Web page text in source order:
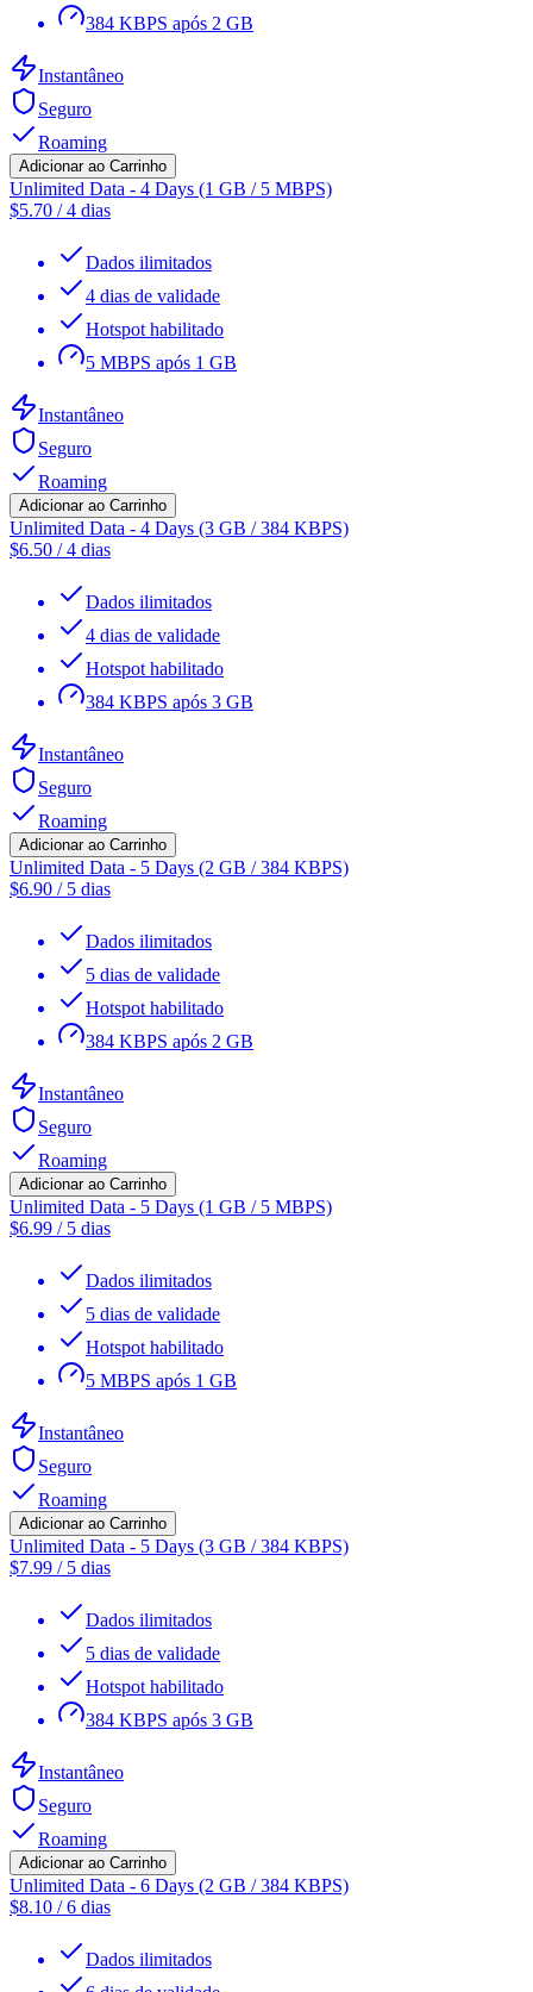
384 KBPS após 2 GB
Instantâneo
Seguro
Roaming
Adicionar ao Carrinho
Unlimited Data - 4 Days (1 GB / 5 MBPS)
$5.70 /4 dias
Dados ilimitados
4 dias de validade
Hotspot habilitado
5 MBPS após 1 GB
Instantâneo
Seguro
Roaming
Adicionar ao Carrinho
Unlimited Data - 4 Days (3 GB / 384 KBPS)
$6.50 /4 dias
Dados ilimitados
4 dias de validade
Hotspot habilitado
384 KBPS após 3 GB
Instantâneo
Seguro
Roaming
Adicionar ao Carrinho
Unlimited Data - 5 Days (2 GB / 384 KBPS)
$6.90 / 5 dias
Dados ilimitados
5 dias de validade
Hotspot habilitado
384 KBPS após 2 GB
Instantâneo
Seguro
Roaming
Adicionar ao Carrinho
Unlimited Data - 5 Days (1 GB / 5 MBPS)
$6.99 / 5 dias
Dados ilimitados
5 dias de validade
Hotspot habilitado
5 MBPS após 1 GB
Instantâneo
Seguro
Roaming
Adicionar ao Carrinho
Unlimited Data - 5 Days (3 GB / 384 KBPS)
$7.99 / 5 dias
Dados ilimitados
5 dias de validade
Hotspot habilitado
384 KBPS após 3 GB
Instantâneo
Seguro
Roaming
Adicionar ao Carrinho
Unlimited Data - 6 Days (2 GB / 384 KBPS)
$8.10 /6 dias
Dados ilimitados